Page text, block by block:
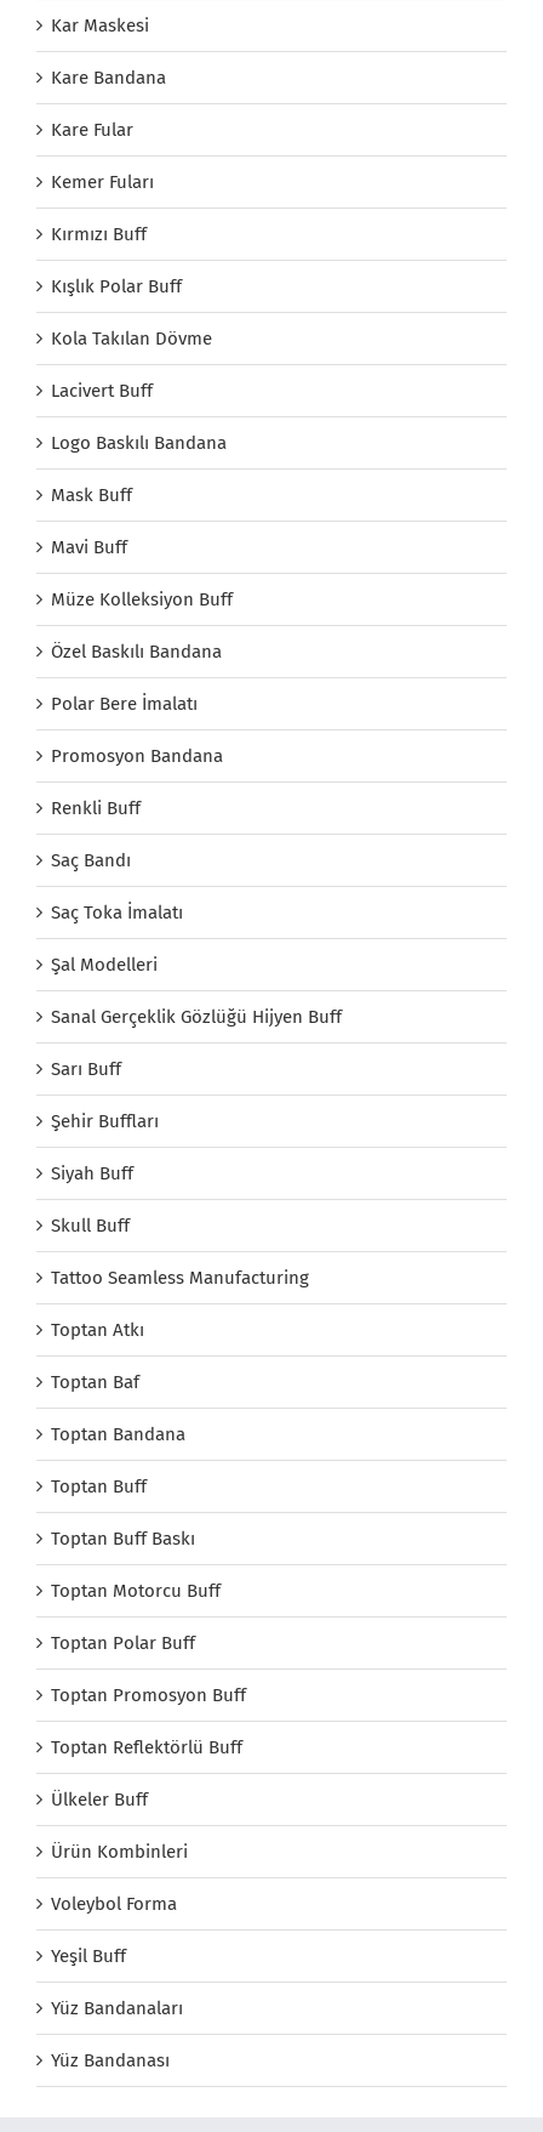
Kar Maskesi
Kare Bandana
Kare Fular
Kemer Fuları
Kırmızı Buff
Kışlık Polar Buff
Kola Takılan Dövme
Lacivert Buff
Logo Baskılı Bandana
Mask Buff
Mavi Buff
Müze Kolleksiyon Buff
Özel Baskılı Bandana
Polar Bere İmalatı
Promosyon Bandana
Renkli Buff
Saç Bandı
Saç Toka İmalatı
Şal Modelleri
Sanal Gerçeklik Gözlüğü Hijyen Buff
Sarı Buff
Şehir Buffları
Siyah Buff
Skull Buff
Tattoo Seamless Manufacturing
Toptan Atkı
Toptan Baf
Toptan Bandana
Toptan Buff
Toptan Buff Baskı
Toptan Motorcu Buff
Toptan Polar Buff
Toptan Promosyon Buff
Toptan Reflektörlü Buff
Ülkeler Buff
Ürün Kombinleri
Voleybol Forma
Yeşil Buff
Yüz Bandanaları
Yüz Bandanası